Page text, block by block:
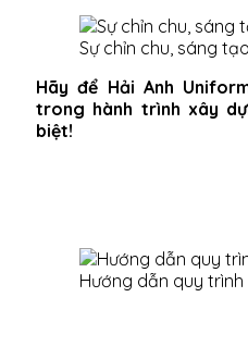
Sự chỉn chu, sáng
Hãy để Hải Anh
trong hành trình xây
biệt!
Hướng dẫn quy